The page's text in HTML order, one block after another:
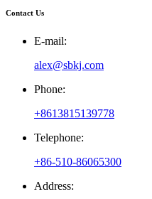
Contact Us
E-mail:
alex@sbkj.com
Phone:
+8613815139778
Telephone:
+86-510-86065300
Address: